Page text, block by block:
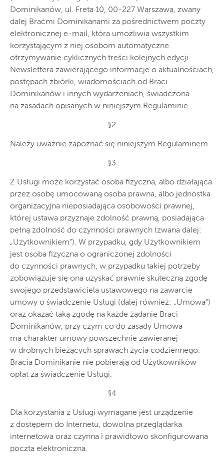
Dominikanów, ul. Freta 10, 00-227 Warszawa, zwany
dalej Braćmi Dominikanami za pośrednictwem poczty
elektronicznej e-mail, która umożliwia wszystkim
korzystającym z niej osobom automatyczne
otrzymywanie cyklicznych treści kolejnych edycji
Newslettera zawierającego informacje o aktualnościach,
postępach zbiórki, wiadomościach od Braci
Dominikanów i innych wydarzeniach, świadczona
na zasadach opisanych w niniejszym Regulaminie.
§2
Należy uważnie zapoznać się niniejszym Regulaminem.
§3
Z Usługi może korzystać osoba fizyczna, albo działająca
przez osobę umocowaną osoba prawna, albo jednostka
organizacyjna nieposiadająca osobowości prawnej,
której ustawa przyznaje zdolność prawną, posiadająca
pełną zdolność do czynności prawnych (zwana dalej:
„Użytkownikiem”). W przypadku, gdy Użytkownikiem
jest osoba fizyczna o ograniczonej zdolności
do czynności prawnych, w przypadku takiej potrzeby
zobowiązuje się ona uzyskać prawnie skuteczną zgodę
swojego przedstawiciela ustawowego na zawarcie
umowy o świadczenie Usługi (dalej również: „Umowa”)
oraz okazać taką zgodę na każde żądanie Braci
Dominikanów, przy czym co do zasady Umowa
ma charakter umowy powszechnie zawieranej
w drobnych bieżących sprawach życia codziennego.
Bracia Dominikanie nie pobierają od Użytkowników
opłat za świadczenie Usługi.
§4
Dla korzystania z Usługi wymagane jest urządzenie
z dostępem do Internetu, dowolna przeglądarka
internetowa oraz czynna i prawidłowo skonfigurowana
poczta elektroniczna.